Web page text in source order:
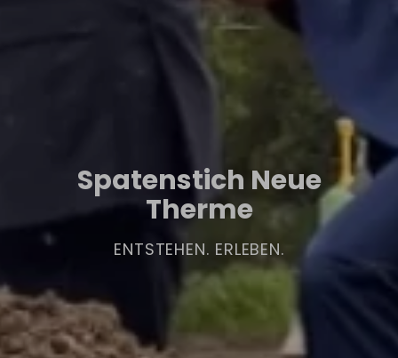
Spatenstich Neue
Therme
ENTSTEHEN. ERLEBEN.